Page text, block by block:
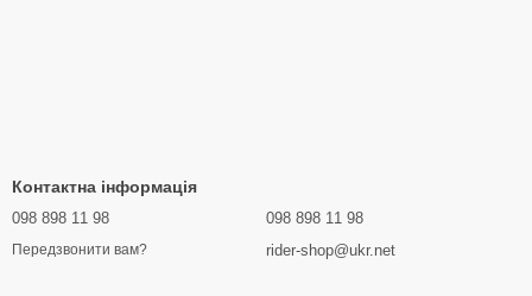
Контактна інформація
098 898 11 98
Передзвонити вам?
098 898 11 98
rider-shop@ukr.net